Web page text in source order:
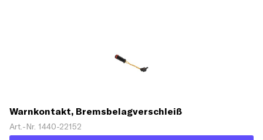
Warnkontakt, Bremsbelagverschleiß
Art.-Nr. 1440-22152